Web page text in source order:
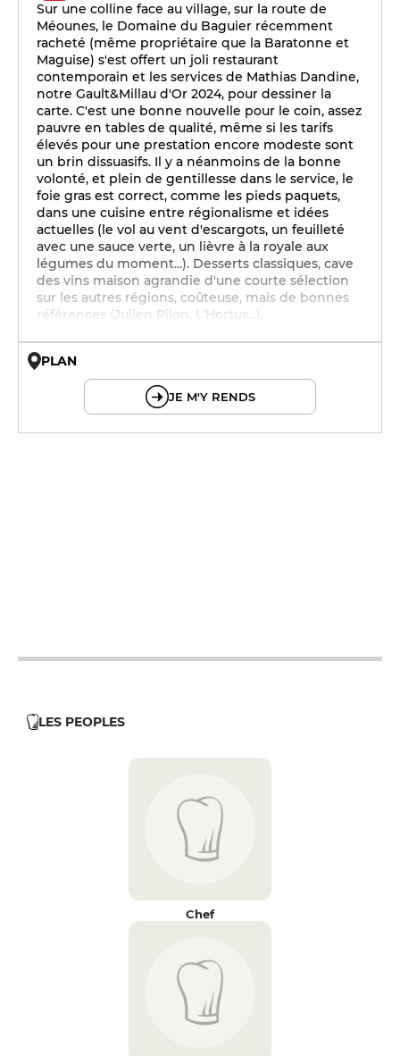
Sur une colline face au village, sur la route de
Méounes, le Domaine du Baguier récemment
racheté (même propriétaire que la Baratonne et
Maguise) s'est offert un joli restaurant
contemporain et les services de Mathias Dandine,
notre Gault&Millau d'Or 2024, pour dessiner la
carte. C'est une bonne nouvelle pour le coin, assez
pauvre en tables de qualité, même si les tarifs
élevés pour une prestation encore modeste sont
un brin dissuasifs. Il y a néanmoins de la bonne
volonté, et plein de gentillesse dans le service, le
foie gras est correct, comme les pieds paquets,
dans une cuisine entre régionalisme et idées
actuelles (le vol au vent d'escargots, un feuilleté
avec une sauce verte, un lièvre à la royale aux
légumes du moment...). Desserts classiques, cave
des vins maison agrandie d'une courte sélection
sur les autres régions, coûteuse, mais de bonnes
références (Julien Pilon, L'Hortus...).
PLAN
JE M'Y RENDS
LES PEOPLES
Chef